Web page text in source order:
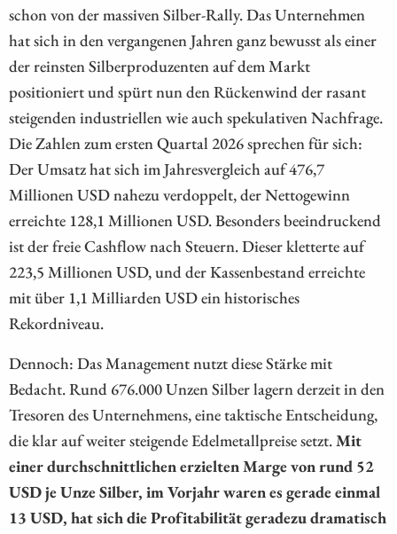
schon von der massiven Silber-Rally. Das Unternehmen
hat sich in den vergangenen Jahren ganz bewusst als einer
der reinsten Silberproduzenten auf dem Markt
positioniert und spürt nun den Rückenwind der rasant
steigenden industriellen wie auch spekulativen Nachfrage.
Die Zahlen zum ersten Quartal 2026 sprechen für sich:
Der Umsatz hat sich im Jahresvergleich auf 476,7
Millionen USD nahezu verdoppelt, der Nettogewinn
erreichte 128,1 Millionen USD. Besonders beeindruckend
ist der freie Cashflow nach Steuern. Dieser kletterte auf
223,5 Millionen USD, und der Kassenbestand erreichte
mit über 1,1 Milliarden USD ein historisches
Rekordniveau.
Dennoch: Das Management nutzt diese Stärke mit
Bedacht. Rund 676.000 Unzen Silber lagern derzeit in den
Tresoren des Unternehmens, eine taktische Entscheidung,
die klar auf weiter steigende Edelmetallpreise setzt. Mit
einer durchschnittlichen erzielten Marge von rund 52
USD je Unze Silber, im Vorjahr waren es gerade einmal
13 USD, hat sich die Profitabilität geradezu dramatisch